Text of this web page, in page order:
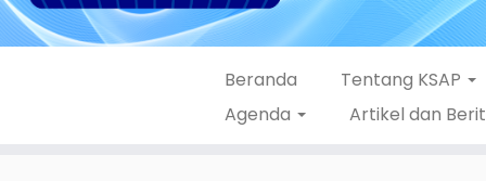
Beranda
Tentang KSAP
Agenda
Artikel dan